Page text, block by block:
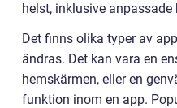
helst, inklusive anpassade
Det finns olika typer av
ändras. Det kan vara en
hemskärmen, eller en
funktion inom en app.